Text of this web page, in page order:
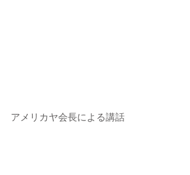
アメリカヤ会長による講話